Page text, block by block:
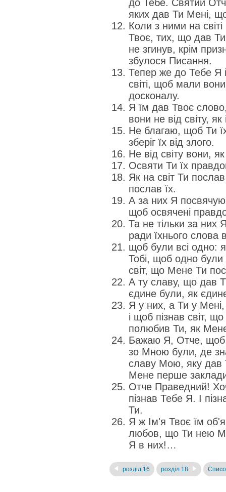
до Тебе. Святий
яких дав Ти Мені,
Коли з ними на
Твоє, тих, що дав Ти
не згинув, крім
збулося Писання.
Тепер же до Тебе Я
світі, щоб мали
досконалу.
Я їм дав Твоє
вони не від світу, як
Не благаю, щоб Ти
зберіг їх від злого.
Не від світу вони, як
Освяти Ти їх
Як на світ Ти
послав їх.
А за них Я
щоб освячені
Та не тільки за них
ради їхнього слова
щоб були всі одно:
Тобі, щоб одно були
світ, що Мене Ти
А ту славу, що дав
єдине були, як
Я у них, а Ти у
і щоб пізнав світ,
полюбив Ти, як
Бажаю Я, Отче, щоб
зо Мною були, де
славу Мою, яку дав
Мене перше
Отче Праведний!
пізнав Тебе Я. І
Ти.
Я ж Ім'я Твоє їм
любов, що Ти нею
Я в них!…
розділ 16 розділ 18